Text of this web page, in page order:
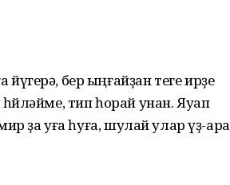
бер ыңғайҙан теге ирҙе
тип һорай унан. Яуап
ҙа уға һуға, шулай улар үҙ-ара